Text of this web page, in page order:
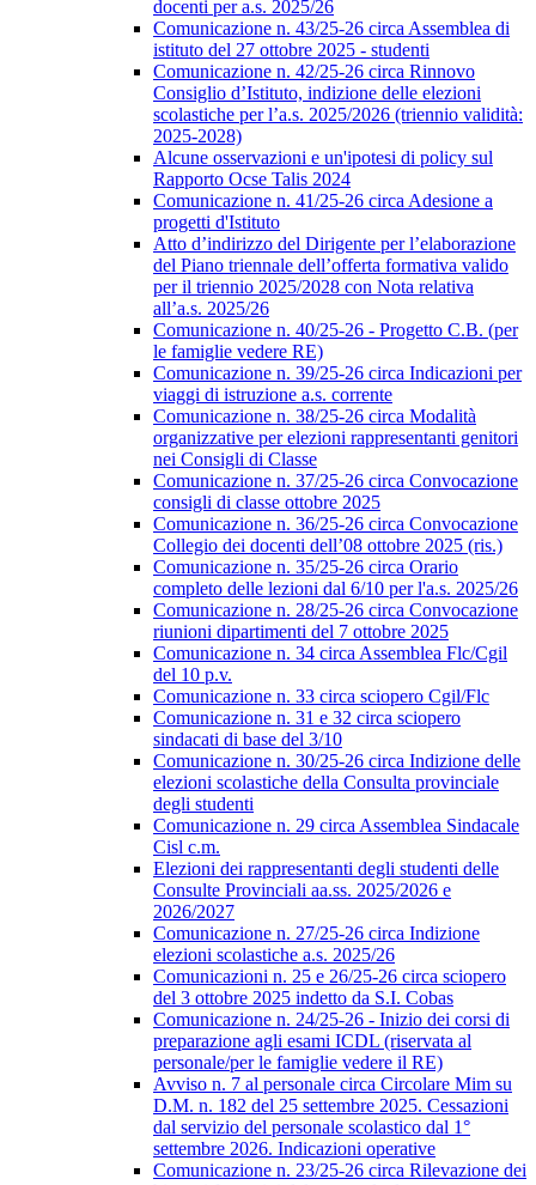
docenti per a.s. 2025/26
Comunicazione n. 43/25-26 circa Assemblea di
istituto del 27 ottobre 2025 - studenti
Comunicazione n. 42/25-26 circa Rinnovo
Consiglio d’Istituto, indizione delle elezioni
scolastiche per l’a.s. 2025/2026 (triennio validità:
2025-2028)
Alcune osservazioni e un'ipotesi di policy sul
Rapporto Ocse Talis 2024
Comunicazione n. 41/25-26 circa Adesione a
progetti d'Istituto
Atto d’indirizzo del Dirigente per l’elaborazione
del Piano triennale dell’offerta formativa valido
per il triennio 2025/2028 con Nota relativa
all’a.s. 2025/26
Comunicazione n. 40/25-26 - Progetto C.B. (per
le famiglie vedere RE)
Comunicazione n. 39/25-26 circa Indicazioni per
viaggi di istruzione a.s. corrente
Comunicazione n. 38/25-26 circa Modalità
organizzative per elezioni rappresentanti genitori
nei Consigli di Classe
Comunicazione n. 37/25-26 circa Convocazione
consigli di classe ottobre 2025
Comunicazione n. 36/25-26 circa Convocazione
Collegio dei docenti dell’08 ottobre 2025 (ris.)
Comunicazione n. 35/25-26 circa Orario
completo delle lezioni dal 6/10 per l'a.s. 2025/26
Comunicazione n. 28/25-26 circa Convocazione
riunioni dipartimenti del 7 ottobre 2025
Comunicazione n. 34 circa Assemblea Flc/Cgil
del 10 p.v.
Comunicazione n. 33 circa sciopero Cgil/Flc
Comunicazione n. 31 e 32 circa sciopero
sindacati di base del 3/10
Comunicazione n. 30/25-26 circa Indizione delle
elezioni scolastiche della Consulta provinciale
degli studenti
Comunicazione n. 29 circa Assemblea Sindacale
Cisl c.m.
Elezioni dei rappresentanti degli studenti delle
Consulte Provinciali aa.ss. 2025/2026 e
2026/2027
Comunicazione n. 27/25-26 circa Indizione
elezioni scolastiche a.s. 2025/26
Comunicazioni n. 25 e 26/25-26 circa sciopero
del 3 ottobre 2025 indetto da S.I. Cobas
Comunicazione n. 24/25-26 - Inizio dei corsi di
preparazione agli esami ICDL (riservata al
personale/per le famiglie vedere il RE)
Avviso n. 7 al personale circa Circolare Mim su
D.M. n. 182 del 25 settembre 2025. Cessazioni
dal servizio del personale scolastico dal 1°
settembre 2026. Indicazioni operative
Comunicazione n. 23/25-26 circa Rilevazione dei